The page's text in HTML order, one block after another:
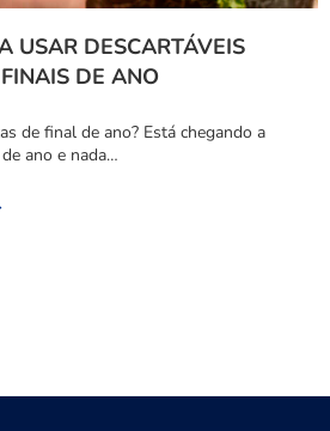
USAR DESCARTÁVEIS
DE ANO
de final de ano? Está chegando a
ano e nada…